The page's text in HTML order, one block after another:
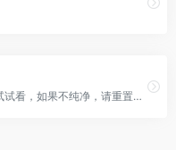
Windows纯净系统下载站，可以试试看，如果不纯净，请重置系统